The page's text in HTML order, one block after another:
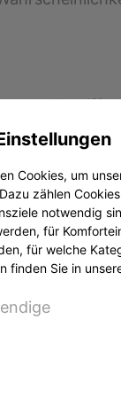
noch Zugriff
bei
Möglichkeit
mit Ihrer
bei
Cookies, um
zählen
notwendig
für
für welche
finden Sie in